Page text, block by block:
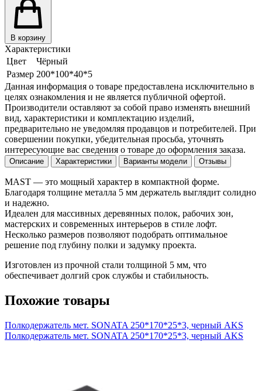
В корзину
Характеристики
Цвет
Чёрный
Размер 200*100*40*5
Данная информация о товаре предоставлена исключительно в
целях ознакомления и не является публичной офертой.
Производители оставляют за собой право изменять внешний
вид, характеристики и комплектацию изделий,
предварительно не уведомляя продавцов и потребителей. При
совершении покупки, убедительная просьба, уточнять
интересующие вас сведения о товаре до оформления заказа.
Описание Характеристики Варианты модели Отзывы
MAST — это мощный характер в компактной форме.
Благодаря толщине металла 5 мм держатель выглядит солидно
и надежно.
Идеален для массивных деревянных полок, рабочих зон,
мастерских и современных интерьеров в стиле лофт.
Несколько размеров позволяют подобрать оптимальное
решение под глубину полки и задумку проекта.
Изготовлен из прочной стали толщиной 5 мм, что
обеспечивает долгий срок службы и стабильность.
Похожие товары
Полкодержатель мет. SONATA 250*170*25*3, черный AKS
Полкодержатель мет. SONATA 250*170*25*3, черный AKS